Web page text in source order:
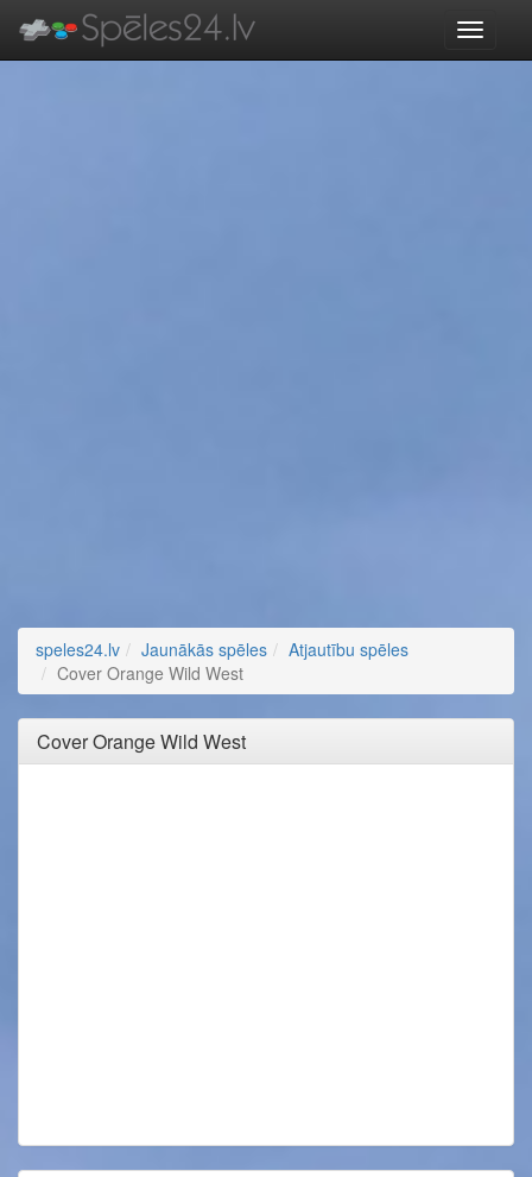
speles24.lv Jaunākās spēles
Atjautību spēles
Cover Orange Wild West
Cover Orange Wild West